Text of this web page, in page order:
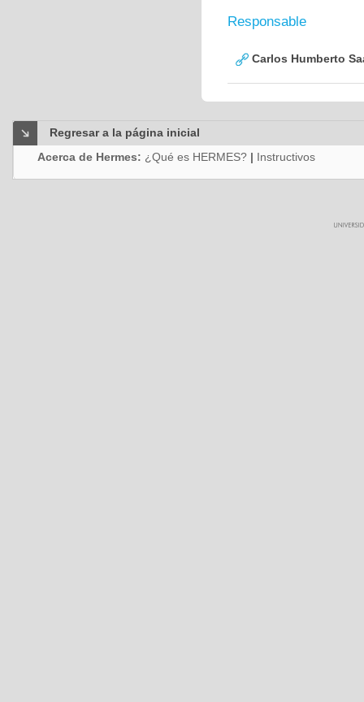
Responsable
Carlos Humberto
Regresar a la página inicial
Acerca de Hermes: ¿Qué es HERMES? | Instructivos